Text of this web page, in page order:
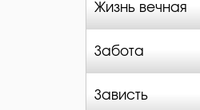
Жизнь вечная
Забота
Зависть